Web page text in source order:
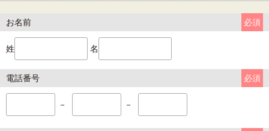
お名前 必須
姓 名
電話番号 必須
－ －